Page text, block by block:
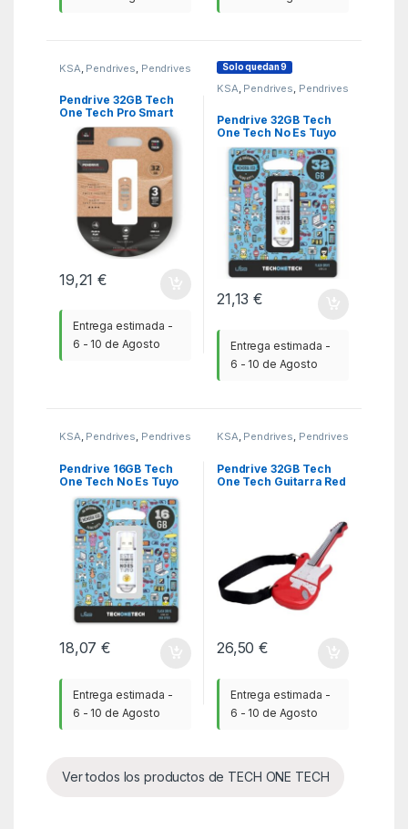
KSA, Pendrives, Pendrives
Pendrive 32GB Tech
One Tech Pro Smart
Clip Tech USB 2.0
19,21€
Entrega estimada -
6 - 10 de Agosto
Solo quedan 9
KSA, Pendrives, Pendrives
Pendrive 32GB Tech
One Tech No Es Tuyo
USB 2.0
21,13€
Entrega estimada -
6 - 10 de Agosto
KSA, Pendrives, Pendrives
Pendrive 16GB Tech
One Tech No Es Tuyo
USB 2.0
18,07€
Entrega estimada -
6 - 10 de Agosto
KSA, Pendrives, Pendrives
Pendrive 32GB Tech
One Tech Guitarra Red
26,50€
Entrega estimada -
6 - 10 de Agosto
Ver todos los productos de TECH ONE TECH